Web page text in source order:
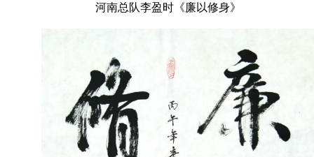
河南总队李盈时《廉以修身》